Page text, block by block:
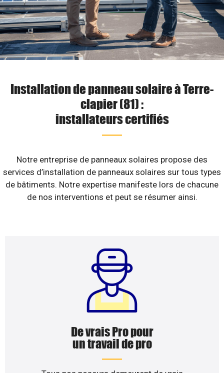
Installation de panneau solaire à Terre-
clapier (81) :
installateurs certifiés
Notre entreprise de panneaux solaires propose des
services d’installation de panneaux solaires sur tous types
de bâtiments. Notre expertise manifeste lors de chacune
de nos interventions et peut se résumer ainsi.
De vrais Pro pour
un travail de pro